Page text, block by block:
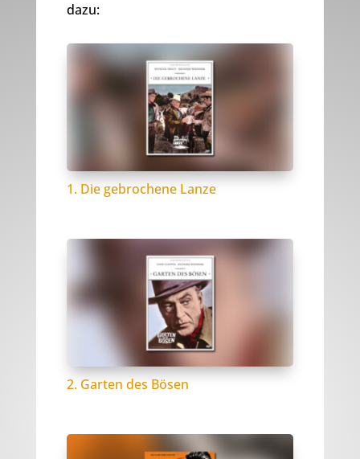
dazu:
1. Die gebrochene Lanze
2. Garten des Bösen